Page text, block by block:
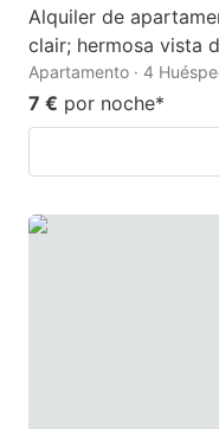
Alquiler de
clair; hermosa vista
Apartamento · 4
7 € por noche*